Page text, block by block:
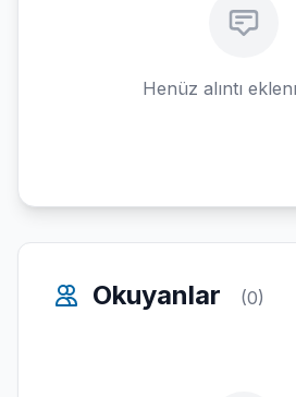
Henüz alıntı
Okuyanlar (0)